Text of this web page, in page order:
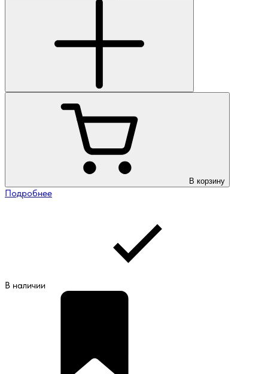
В корзину
Подробнее
В наличии